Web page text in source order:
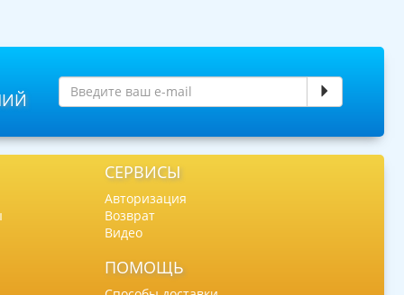
СЕРВИСЫ
Авторизация
Возврат
Видео
ПОМОЩЬ